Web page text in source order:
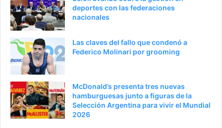
e
r
o
p
i
deportes con las federaciones
nacionales
Las claves del fallo que condenó a
Federico Molinari por grooming
McDonald’s presenta tres nuevas
hamburguesas junto a figuras de la
Selección Argentina para vivir el Mundial
2026